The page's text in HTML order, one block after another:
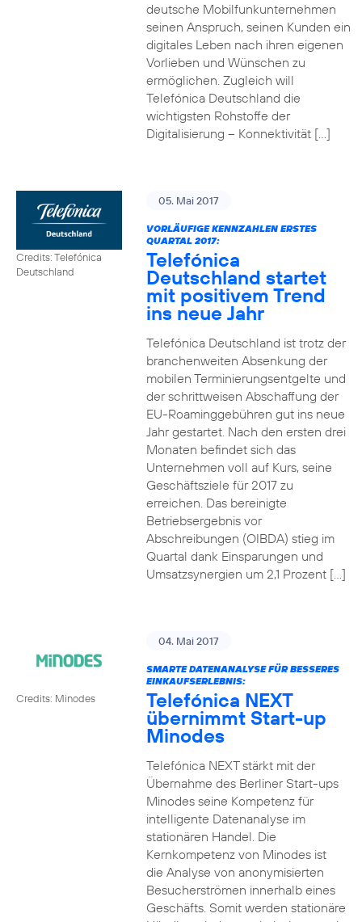
deutsche Mobilfunkunternehmen
seinen Anspruch, seinen Kunden ein
digitales Leben nach ihren eigenen
Vorlieben und Wünschen zu
ermöglichen. Zugleich will
Telefónica Deutschland die
wichtigsten Rohstoffe der
Digitalisierung – Konnektivität […]
Credits: Telefónica
Deutschland
05. Mai 2017
VORLÄUFIGE KENNZAHLEN ERSTES
QUARTAL 2017:
Telefónica
Deutschland startet
mit positivem Trend
ins neue Jahr
Telefónica Deutschland ist trotz der
branchenweiten Absenkung der
mobilen Terminierungsentgelte und
der schrittweisen Abschaffung der
EU-Roaminggebühren gut ins neue
Jahr gestartet. Nach den ersten drei
Monaten befindet sich das
Unternehmen voll auf Kurs, seine
Geschäftsziele für 2017 zu
erreichen. Das bereinigte
Betriebsergebnis vor
Abschreibungen (OIBDA) stieg im
Quartal dank Einsparungen und
Umsatzsynergien um 2,1 Prozent […]
Credits: Minodes
04. Mai 2017
SMARTE DATENANALYSE FÜR BESSERES
EINKAUFSERLEBNIS:
Telefónica NEXT
übernimmt Start-up
Minodes
Telefónica NEXT stärkt mit der
Übernahme des Berliner Start-ups
Minodes seine Kompetenz für
intelligente Datenanalyse im
stationären Handel. Die
Kernkompetenz von Minodes ist
die Analyse von anonymisierten
Besucherströmen innerhalb eines
Geschäfts. Somit werden stationäre